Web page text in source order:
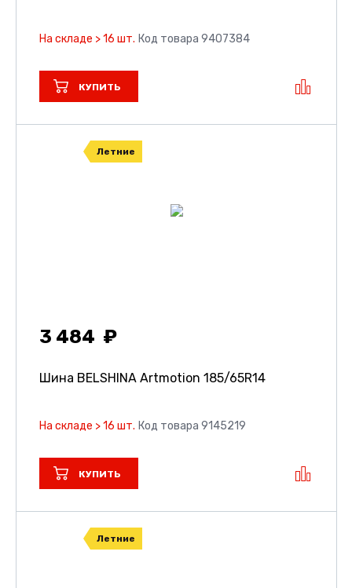
На складе > 16 шт. Код товара 9407384
КУПИТЬ
Летние
3 484
Шина BELSHINA Artmotion 185/65R14
На складе > 16 шт. Код товара 9145219
КУПИТЬ
Летние